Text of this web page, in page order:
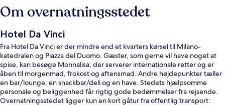
Om overnatningsstedet
Hotel Da Vinci
Fra Hotel Da Vinci er der mindre end et kvarters kørsel til Milano-
katedralen og Piazza del Duomo. Gæster, som gerne vil have noget at
spise, kan besøge Monnalisa, der serverer internationale retter og er
åben til morgenmad, frokost og aftensmad. Andre højdepunkter tæller
en bar/lounge, en snackbar/deli og en have. Stedets hjælpsomme
personale og beliggenhed får rigtig gode bedømmelser fra rejsende.
Overnatningsstedet ligger kun en kort gåtur fra offentlig transport: